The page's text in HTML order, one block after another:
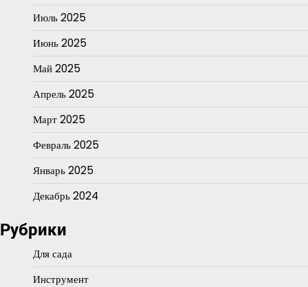
Июль 2025
Июнь 2025
Май 2025
Апрель 2025
Март 2025
Февраль 2025
Январь 2025
Декабрь 2024
Рубрики
Для сада
Инструмент